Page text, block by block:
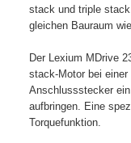
stack und triple
gleichen Bauraum
Der Lexium MDrive
stack-Motor bei
Anschlussstecker
aufbringen. Eine
Torquefunktion.